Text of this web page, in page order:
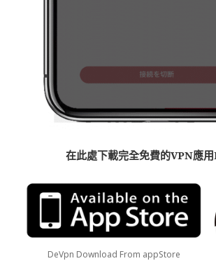
在此處下載完全免費的VPN應
DeVpn Download From appStore